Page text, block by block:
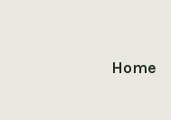
Home